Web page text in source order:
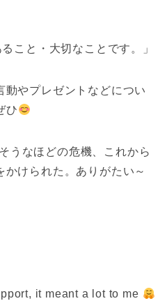
こと・大切なことです。」
動やプレゼントなどについ
ひ
うなほどの危機、これから
かけられた。ありがたい～
it meant a lot to me